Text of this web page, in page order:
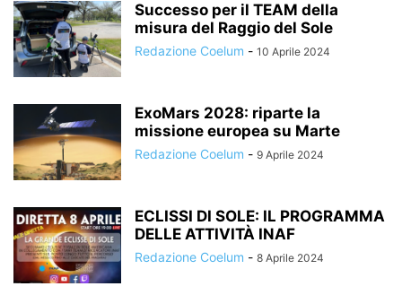
Successo per il TEAM della
misura del Raggio del Sole
Redazione Coelum - 10 Aprile 2024
ExoMars 2028: riparte la
missione europea su Marte
Redazione Coelum - 9 Aprile 2024
ECLISSI DI SOLE: IL PROGRAMMA
DELLE ATTIVITÀ INAF
Redazione Coelum - 8 Aprile 2024